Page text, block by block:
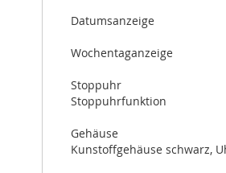
Datumsanzeige
Wochentaganzeige
Stoppuhr
Stoppuhrfunktion
Gehäuse
Kunstoffgehäuse schwarz,